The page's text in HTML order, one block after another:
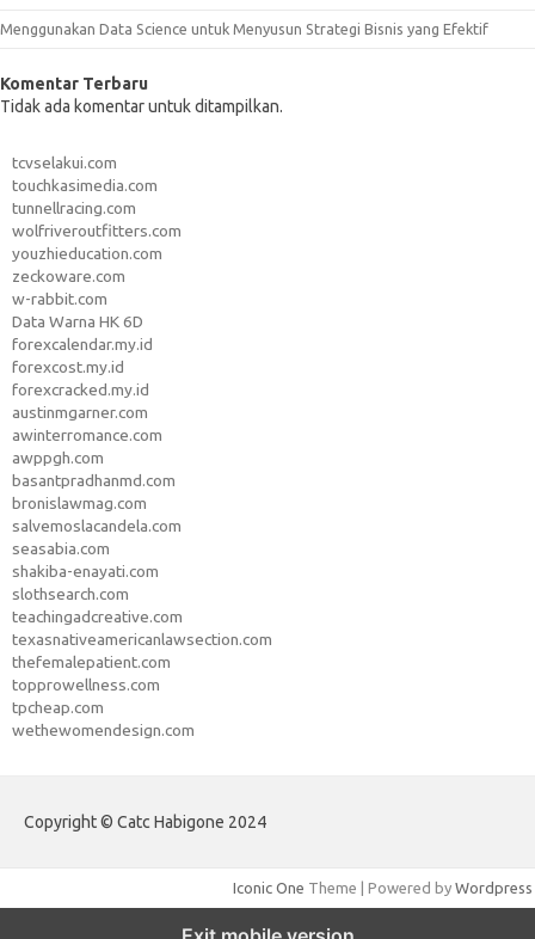
Menggunakan Data Science untuk Menyusun Strategi Bisnis yang Efektif
Komentar Terbaru
Tidak ada komentar untuk ditampilkan.
tcvselakui.com
touchkasimedia.com
tunnellracing.com
wolfriveroutfitters.com
youzhieducation.com
zeckoware.com
w-rabbit.com
Data Warna HK 6D
forexcalendar.my.id
forexcost.my.id
forexcracked.my.id
austinmgarner.com
awinterromance.com
awppgh.com
basantpradhanmd.com
bronislawmag.com
salvemoslacandela.com
seasabia.com
shakiba-enayati.com
slothsearch.com
teachingadcreative.com
texasnativeamericanlawsection.com
thefemalepatient.com
topprowellness.com
tpcheap.com
wethewomendesign.com
Copyright © Catc Habigone 2024
Iconic One Theme | Powered by Wordpress